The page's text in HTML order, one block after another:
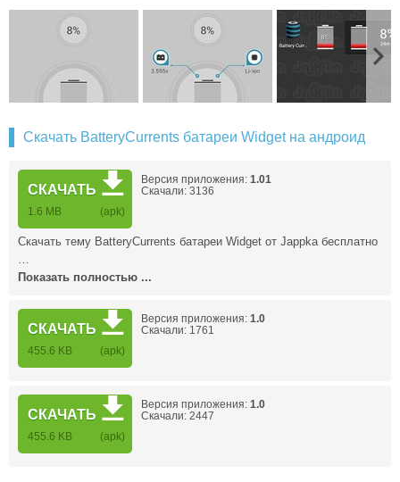
Скачать BatteryCurrents батареи Widget на андроид
СКАЧАТЬ
1.6 MB (apk)
Версия приложения: 1.01
Скачали: 3136
Скачать тему BatteryCurrents батареи Widget от Jappka бесплатно
…
Показать полностью ...
СКАЧАТЬ
455.6 KB (apk)
Версия приложения: 1.0
Скачали: 1761
СКАЧАТЬ
455.6 KB (apk)
Версия приложения: 1.0
Скачали: 2447